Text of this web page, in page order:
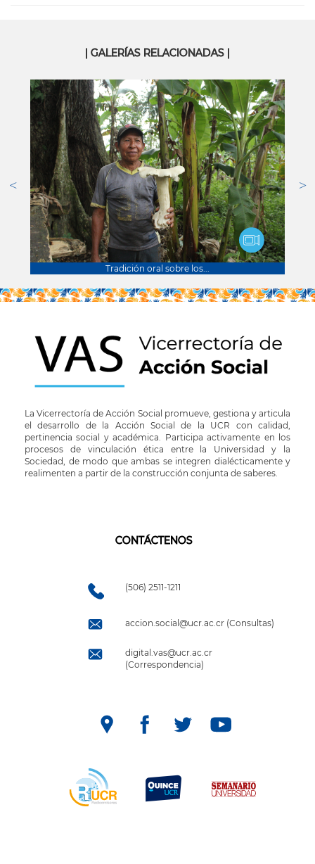
| GALERÍAS RELACIONADAS |
Tradición oral sobre los...
La Vicerrectoría de Acción Social promueve, gestiona y articula
el desarrollo de la Acción Social de la UCR con calidad,
pertinencia social y académica. Participa activamente en los
procesos de vinculación ética entre la Universidad y la
Sociedad, de modo que ambas se integren dialécticamente y
realimenten a partir de la construcción conjunta de saberes.
CONTÁCTENOS
(506) 2511-1211
accion.social@ucr.ac.cr (Consultas)
digital.vas@ucr.ac.cr
(Correspondencia)